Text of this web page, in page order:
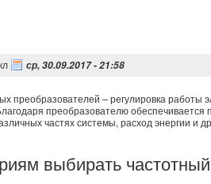
ср, 30.09.2017 - 21:58
преобразователей – регулировка работы
преобразователю обеспечивается
частях системы, расход энергии и
выбирать